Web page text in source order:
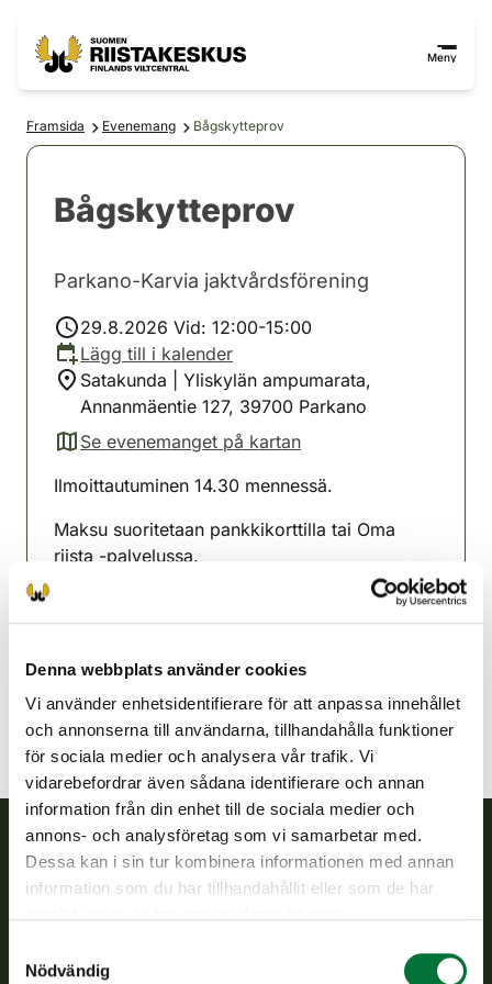
Denna webbplats använder cookies
Vi använder enhetsidentifierare för att anpassa innehållet
och annonserna till användarna, tillhandahålla funktioner
för sociala medier och analysera vår trafik. Vi
vidarebefordrar även sådana identifierare och annan
information från din enhet till de sociala medier och
annons- och analysföretag som vi samarbetar med.
Dessa kan i sin tur kombinera informationen med annan
information som du har tillhandahållit eller som de har
Nödvändig
Meny
Framsida Evenemang Bågskytteprov
Bågskytteprov
Parkano-Karvia jaktvårdsförening
29.8.2026 Vid: 12:00-15:00
Lägg till i kalender
Satakunda | Yliskylän ampumarata,
Annanmäentie 127, 39700 Parkano
Se evenemanget på kartan
(avautuu uuteen välilehteen)
Ilmoittautuminen 14.30 mennessä.
Maksu suoritetaan pankkikorttilla tai Oma
riista -palvelussa.
parkano-karvia@rhy.riista.fi
Finlands viltcentral
jaktvårdsföreningarnas verksamhet, ser till att viltpolitiken
verkställs och svarar för de offentliga förvaltningsuppgifter